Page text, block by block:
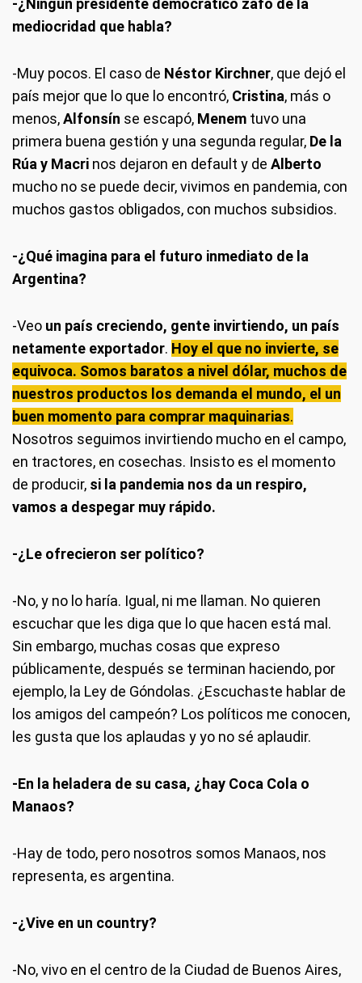
-¿Ningún presidente democrático zafó de la
mediocridad que habla?
-Muy pocos. El caso de Néstor Kirchner, que dejó el
país mejor que lo que lo encontró, Cristina, más o
menos,Alfonsín se escapó, Menem tuvo una
primera buena gestión y una segunda regular, De la
Rúa y Macri nos dejaron en default y de Alberto
mucho no se puede decir, vivimos en pandemia, con
muchos gastos obligados, con muchos subsidios.
-¿Qué imagina para el futuro inmediato de la
Argentina?
-Veo un país creciendo, gente invirtiendo, un país
netamente exportador. Hoy el que no invierte, se
equivoca. Somos baratos a nivel dólar, muchos de
nuestros productos los demanda el mundo, el un
buen momento para comprar maquinarias.
Nosotros seguimos invirtiendo mucho en el campo,
en tractores, en cosechas. Insisto es el momento
de producir, si la pandemia nos da un respiro,
vamos a despegar muy rápido.
-¿Le ofrecieron ser político?
-No, y no lo haría. Igual, ni me llaman. No quieren
escuchar que les diga que lo que hacen está mal.
Sin embargo, muchas cosas que expreso
públicamente, después se terminan haciendo, por
ejemplo, la Ley de Góndolas. ¿Escuchaste hablar de
los amigos del campeón? Los políticos me conocen,
les gusta que los aplaudas y yo no sé aplaudir.
-En la heladera de su casa, ¿hay Coca Cola o
Manaos?
-Hay de todo, pero nosotros somos Manaos, nos
representa, es argentina.
-¿Vive en un country?
-No, vivo en el centro de la Ciudad de Buenos Aires,